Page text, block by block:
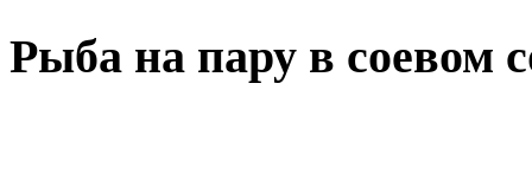
Рыба на пару в соевом